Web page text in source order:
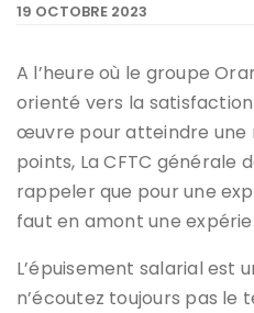
19 OCTOBRE 2023
A l’heure où le groupe
orienté vers la
œuvre pour atteindre une
points, La CFTC générale
rappeler que pour une
faut en amont une
L’épuisement salarial est
n’écoutez toujours pas le